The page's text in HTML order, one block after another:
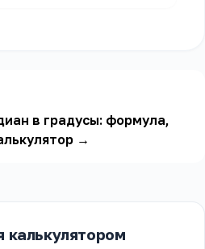
в градусы: формула,
→
калькулятором